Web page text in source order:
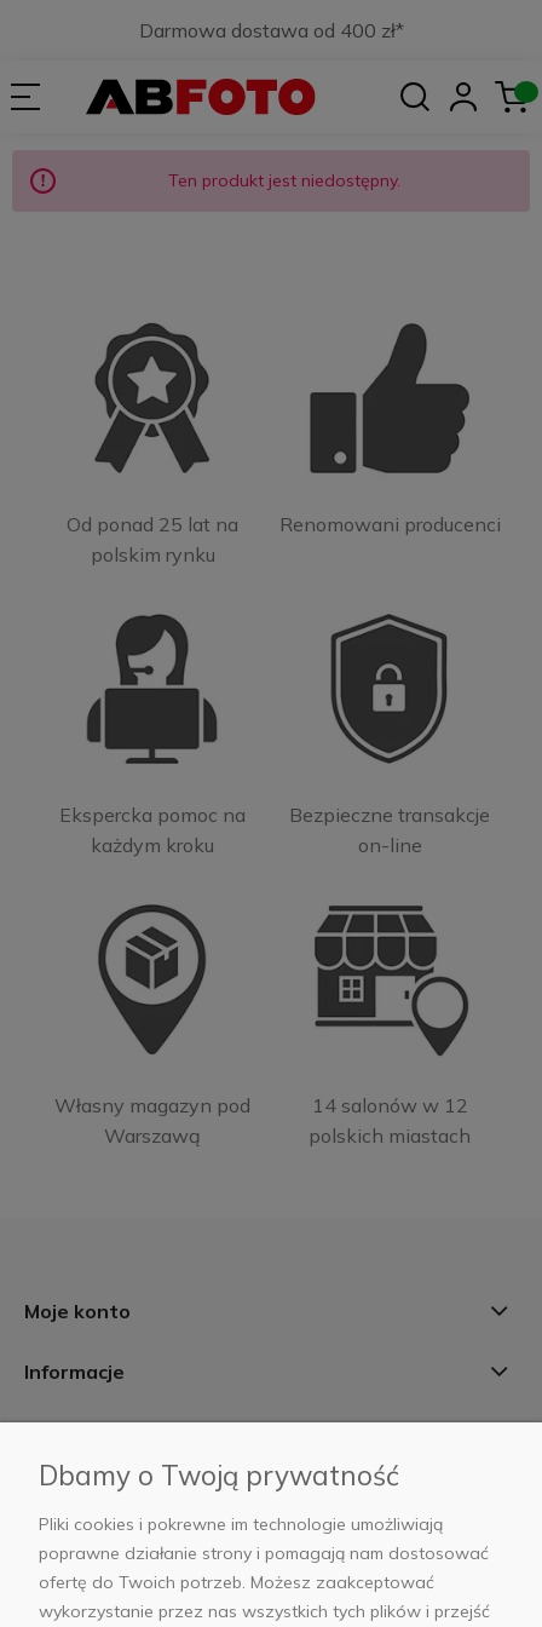
Darmowa dostawa od 400 zł*
Ten produkt jest niedostępny.
Od ponad 25 lat na
polskim rynku
Renomowani producenci
Ekspercka pomoc na
każdym kroku
Bezpieczne transakcje
on-line
Własny magazyn pod
Warszawą
14 salonów w 12
polskich miastach
Moje konto
Informacje
AB Foto
Dbamy o Twoją prywatność
Pliki cookies i pokrewne im technologie umożliwiają
poprawne działanie strony i pomagają nam dostosować
ofertę do Twoich potrzeb. Możesz zaakceptować
wykorzystanie przez nas wszystkich tych plików i przejść